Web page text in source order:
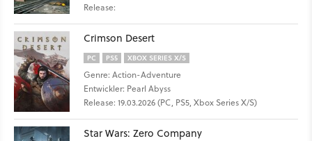
Release:
Crimson Desert
PC PS5 XBOX SERIES X/S
Genre: Action-Adventure
Entwickler: Pearl Abyss
Release: 19.03.2026 (PC, PS5, Xbox Series X/S)
Star Wars: Zero Company